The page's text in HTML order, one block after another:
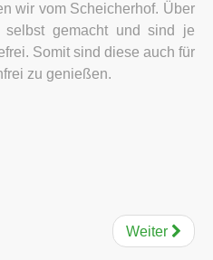
wir vom Scheicherhof. Über
gemacht und sind je
Somit sind diese auch für
zu genießen.
Weiter